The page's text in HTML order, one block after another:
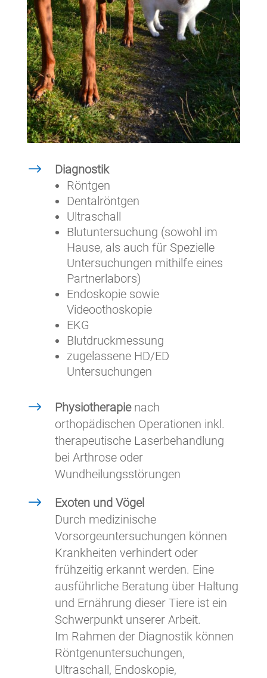
$
Diagnostik
Röntgen
Dentalröntgen
Ultraschall
Blutuntersuchung (sowohl im
Hause, als auch für Spezielle
Untersuchungen mithilfe eines
Partnerlabors)
Endoskopie sowie
Videoothoskopie
EKG
Blutdruckmessung
zugelassene HD/ED
Untersuchungen
$ Physiotherapienach
orthopädischen Operationen inkl.
therapeutische Laserbehandlung
bei Arthrose oder
Wundheilungsstörungen
$
Exoten und Vögel
Durch medizinische
Vorsorgeuntersuchungen können
Krankheiten verhindert oder
frühzeitig erkannt werden. Eine
ausführliche Beratung über Haltung
und Ernährung dieser Tiere ist ein
Schwerpunkt unserer Arbeit.
Im Rahmen der Diagnostik können
Röntgenuntersuchungen,
Ultraschall, Endoskopie,